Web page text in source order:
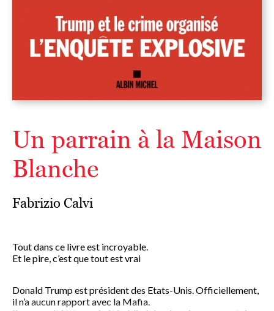
Un parrain à la Maison
Blanche
Fabrizio Calvi
Tout dans ce livre est incroyable.
Et le pire, c’est que tout est vrai
Donald Trump est président des Etats-Unis. Officiellement,
il n’a aucun rapport avec la Mafia.